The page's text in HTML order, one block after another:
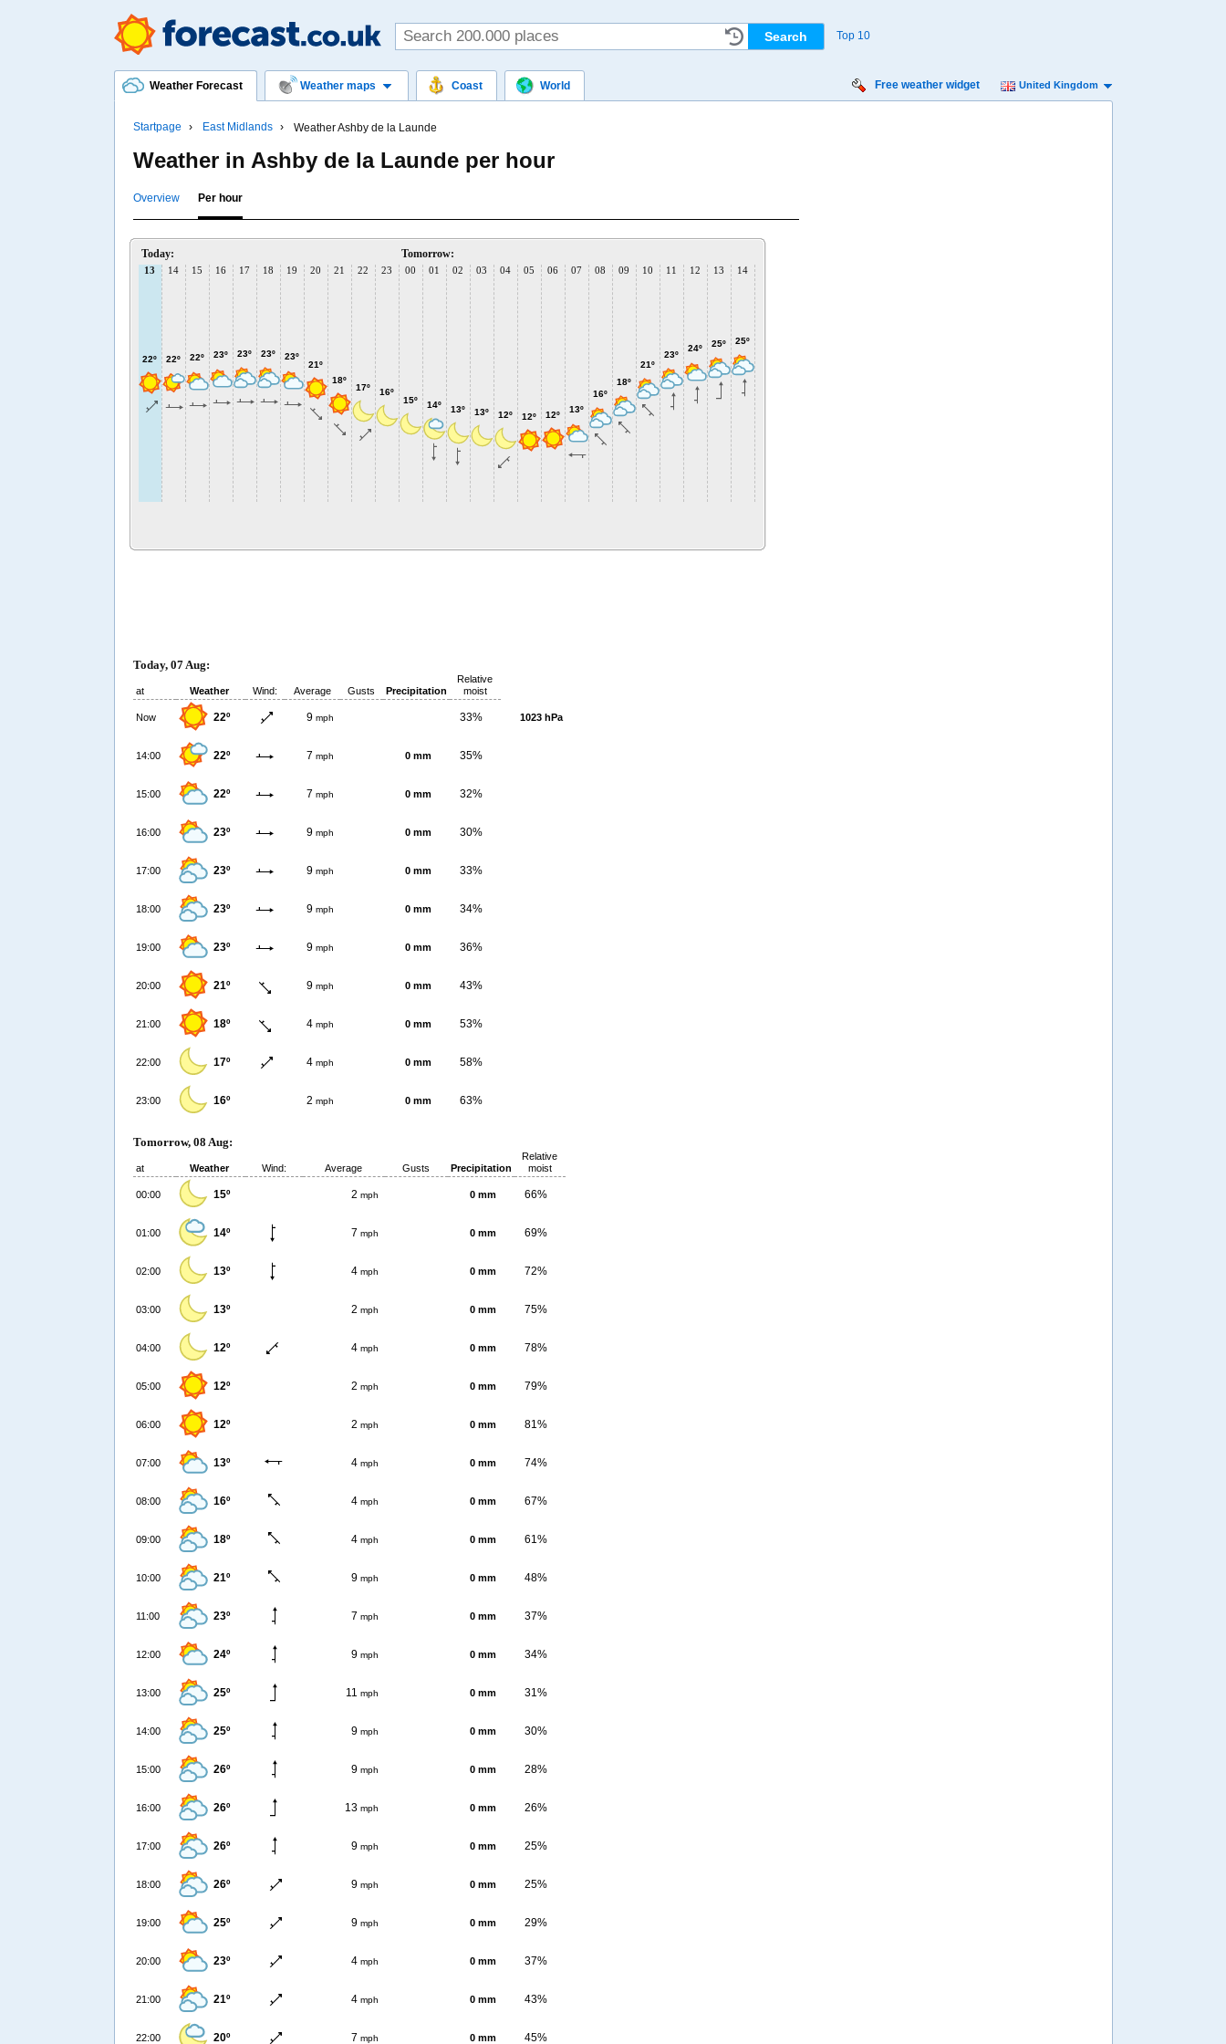
Top 10
Weather Forecast Weather maps Coast World Free weather widget United Kingdom
Startpage East Midlands Weather Ashby de la Launde
Weather in Ashby de la Launde per hour
Overview Per hour
Today:
13
22º
14
22º
15
22º
16
23º
17
23º
18
23º
19
23º
20
21º
21
18º
22
17º
23
16º
Tomorrow:
00
15º
01
14º
02
13º
03
13º
04
12º
05
12º
06
12º
07
13º
08
16º
09
18º
10
21º
11
23º
12
24º
13
25º
14
25º
Today, 07 Aug:
at Weather Wind: Average Gusts Precipitation
Relative
moist
Now 22º 9 mph 33% 1023 hPa
14:00 22º 7 mph 0 mm 35%
15:00 22º 7 mph 0 mm 32%
16:00 23º 9 mph 0 mm 30%
17:00 23º 9 mph 0 mm 33%
18:00 23º 9 mph 0 mm 34%
19:00 23º 9 mph 0 mm 36%
20:00 21º 9 mph 0 mm 43%
21:00 18º 4 mph 0 mm 53%
22:00 17º 4 mph 0 mm 58%
23:00 16º 2 mph 0 mm 63%
Tomorrow, 08 Aug:
at Weather Wind: Average Gusts Precipitation
Relative
moist
00:00 15º 2 mph 0 mm 66%
01:00 14º 7 mph 0 mm 69%
02:00 13º 4 mph 0 mm 72%
03:00 13º 2 mph 0 mm 75%
04:00 12º 4 mph 0 mm 78%
05:00 12º 2 mph 0 mm 79%
06:00 12º 2 mph 0 mm 81%
07:00 13º 4 mph 0 mm 74%
08:00 16º 4 mph 0 mm 67%
09:00 18º 4 mph 0 mm 61%
10:00 21º 9 mph 0 mm 48%
11:00 23º 7 mph 0 mm 37%
12:00 24º 9 mph 0 mm 34%
13:00 25º 11 mph 0 mm 31%
14:00 25º 9 mph 0 mm 30%
15:00 26º 9 mph 0 mm 28%
16:00 26º 13 mph 0 mm 26%
17:00 26º 9 mph 0 mm 25%
18:00 26º 9 mph 0 mm 25%
19:00 25º 9 mph 0 mm 29%
20:00 23º 4 mph 0 mm 37%
21:00 21º 4 mph 0 mm 43%
22:00 20º 7 mph 0 mm 45%